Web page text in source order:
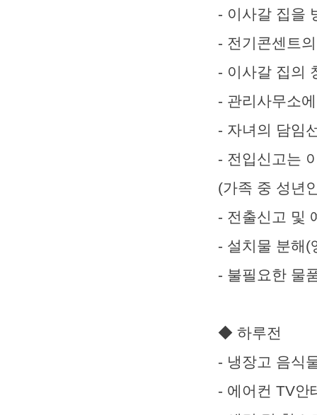
- 이사갈 집을
- 전기콘센트
- 이사갈 집의
- 관리사무소
- 자녀의 담임
- 전입신고는
(가족 중 성년
- 전출신고 및
- 설치물 분해(
- 불필요한 물
◆ 하루전
- 냉장고 음식
- 에어컨 TV안